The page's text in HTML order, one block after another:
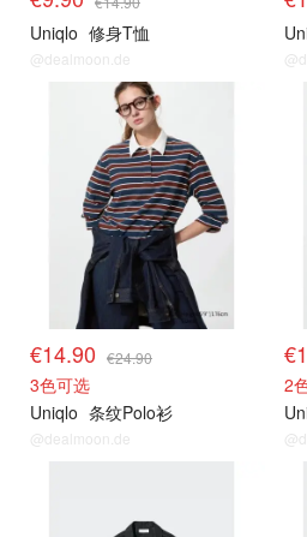
Uniqlo 修身T恤
@dealmoon.de
€14.90 €24.90
3色可选
Uniqlo 条纹Polo衫
@dealmoon.de
2